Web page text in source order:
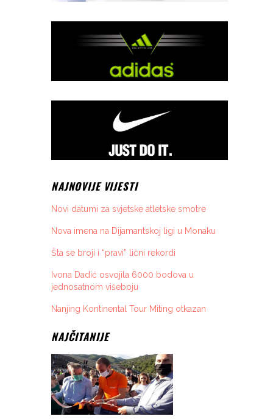
NAJNOVIJE VIJESTI
Novi datumi za svjetske atletske smotre
Nova imena na Dijamantskoj ligi u Monaku
Šta se broji i “pravi” lični rekordi
Ivona Dadić osvojila 6000 bodova u
jednosatnom višeboju
Nanjing Kontinental Tour Miting otkazan
NAJČITANIJE